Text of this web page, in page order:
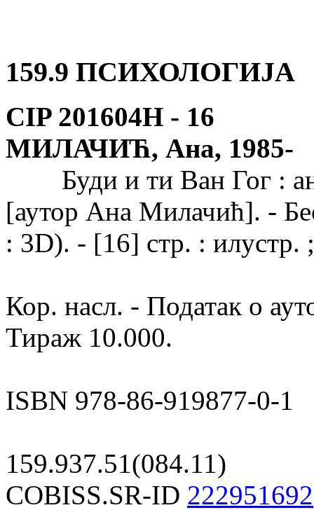
159.9 ПСИХОЛОГИЈА
CIP 201604Н - 16
МИЛАЧИЋ, Ана, 1985-
Буди и ти Ван Гог :
[аутор Ана Милачић]. -
: 3D). - [16] стр. : илустр.
Кор. насл. - Податак о
Тираж 10.000.
ISBN 978-86-919877-0-1
159.937.51(084.11)
COBISS.SR-ID 222951692